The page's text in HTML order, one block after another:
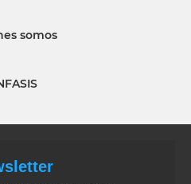
somos